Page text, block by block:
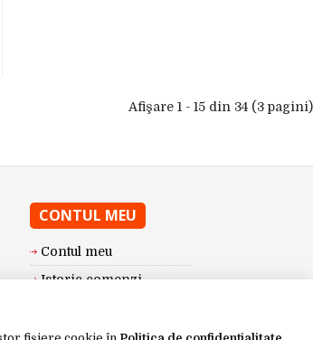
Afişare 1 - 15 din 34 (3 pagini)
CONTUL MEU
Contul meu
Istoric comenzi
Newsletter